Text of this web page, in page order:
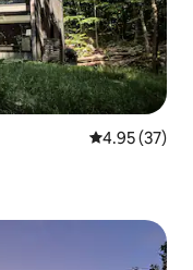
คะแนนเฉลี่ย
4.95 (37)